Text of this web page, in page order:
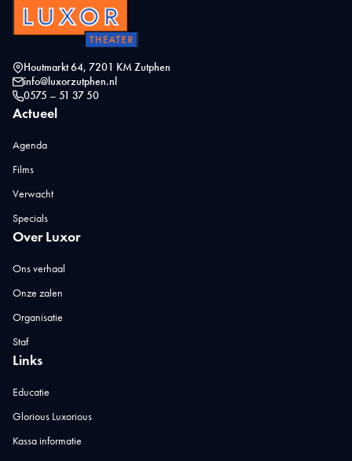
Houtmarkt 64, 7201 KM Zutphen
info@luxorzutphen.nl
0575 – 51 37 50
Actueel
Agenda
Films
Verwacht
Specials
Over Luxor
Ons verhaal
Onze zalen
Organisatie
Staf
Links
Educatie
Glorious Luxorious
Kassa informatie